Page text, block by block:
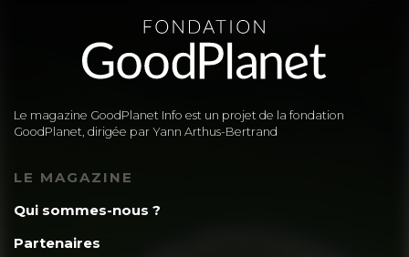
Le magazine GoodPlanet Info est un projet de la fondation
GoodPlanet, dirigée par Yann Arthus-Bertrand
LE MAGAZINE
Qui sommes-nous ?
Partenaires